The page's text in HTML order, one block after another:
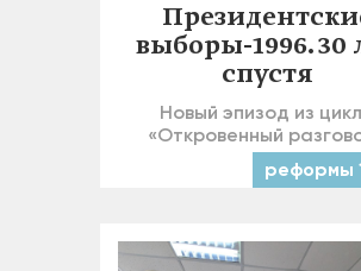
выборы-1996. 30
спустя
Новый эпизод из
«Откровенный
реформы